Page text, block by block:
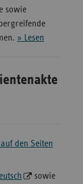
sowie
» Lesen
den Seiten
sowie